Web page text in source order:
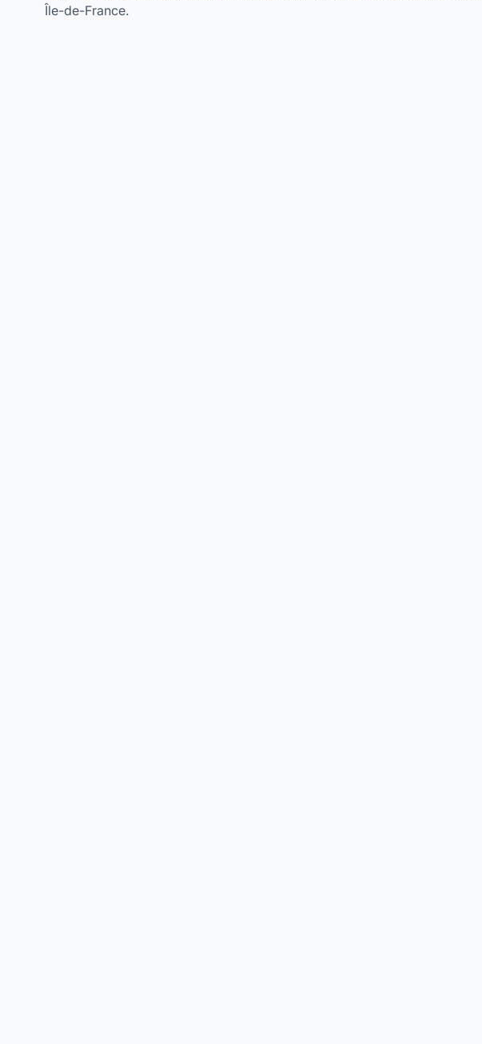
Île-de-France.